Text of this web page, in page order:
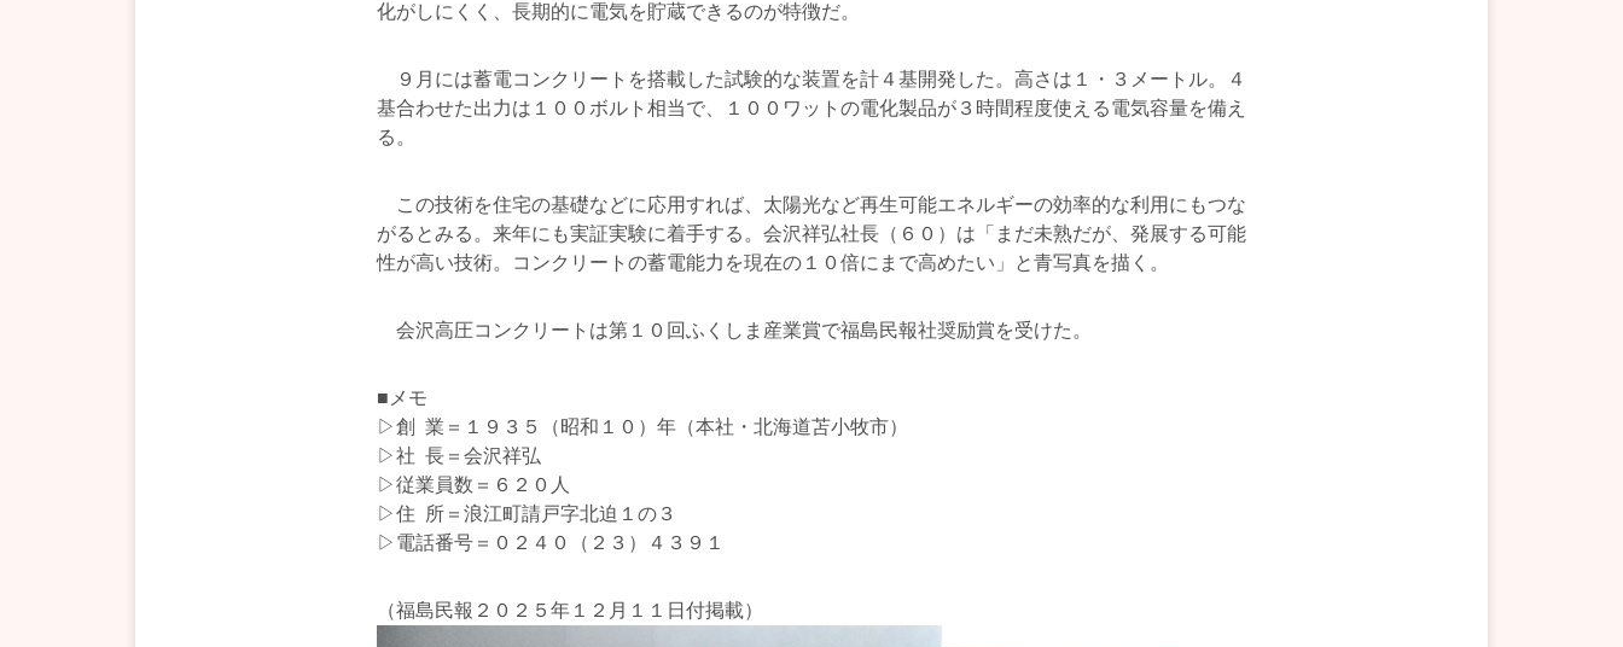
化がしにくく、長期的に電気を貯蔵できるのが特徴だ。
９月には蓄電コンクリートを搭載した試験的な装置を計４基開発した。高さは１・３メートル。４
基合わせた出力は１００ボルト相当で、１００ワットの電化製品が３時間程度使える電気容量を備え
る。
この技術を住宅の基礎などに応用すれば、太陽光など再生可能エネルギーの効率的な利用にもつな
がるとみる。来年にも実証実験に着手する。会沢祥弘社長（６０）は「まだ未熟だが、発展する可能
性が高い技術。コンクリートの蓄電能力を現在の１０倍にまで高めたい」と青写真を描く。
会沢高圧コンクリートは第１０回ふくしま産業賞で福島民報社奨励賞を受けた。
■メモ
▷創 業＝１９３５（昭和１０）年（本社・北海道苫小牧市）
▷社 長＝会沢祥弘
▷従業員数＝６２０人
▷住 所＝浪江町請戸字北迫１の３
▷電話番号＝０２４０（２３）４３９１
（福島民報２０２５年１２月１１日付掲載）